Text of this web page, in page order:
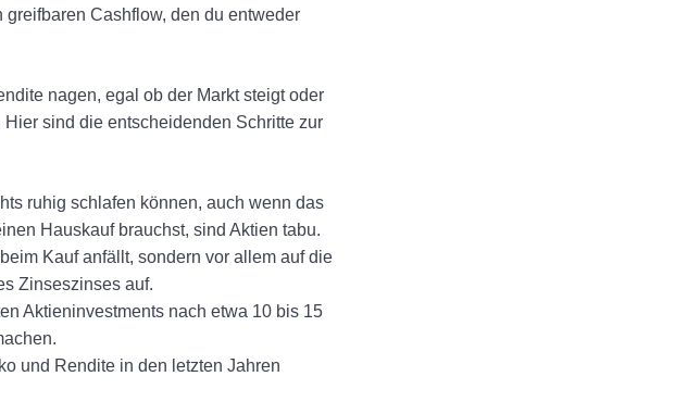
Cashflow, den du entweder
nagen, egal ob der Markt steigt oder
sind die entscheidenden Schritte zur
ruhig schlafen können, auch wenn das
Hauskauf brauchst, sind Aktien tabu.
Kauf anfällt, sondern vor allem auf die
Zinseszinses auf.
Aktieninvestments nach etwa 10 bis 15
und Rendite in den letzten Jahren